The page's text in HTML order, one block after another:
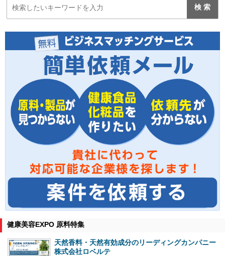
健康美容EXPO 原料特集
天然香料・天然有効成分のリーディングカンパニー
株式会社ロベルテ